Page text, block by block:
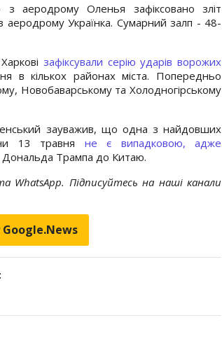
аеродрому Оленья зафіксовано зліт
Українка. Сумарний залп - 48-
зафіксували серію ударів ворожих
в кількох районах міста. Попередньо
Новобаварському та Холодногірському
зауважив, що одна з найдовших
13 травня не є випадковою, адже
Трампа до Китаю.
WhatsApp. Підписуйтесь на наші канали